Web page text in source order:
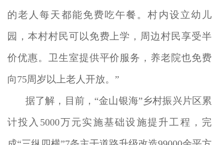
的老人每天都能免费吃午餐。村内设立幼儿
园，本村村民可以免费上学，周边村民享受半
价优惠。卫生室提供平价服务，养老院也免费
向75周岁以上老人开放。”
据了解，目前，“金山银海”乡村振兴片区累
计投入5000万元实施基础设施提升工程，完